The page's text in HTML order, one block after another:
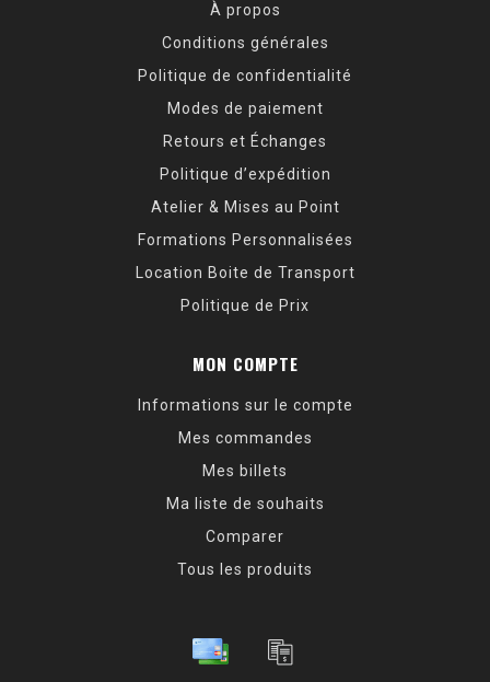
À propos
Conditions générales
Politique de confidentialité
Modes de paiement
Retours et Échanges
Politique d’expédition
Atelier & Mises au Point
Formations Personnalisées
Location Boite de Transport
Politique de Prix
MON COMPTE
Informations sur le compte
Mes commandes
Mes billets
Ma liste de souhaits
Comparer
Tous les produits